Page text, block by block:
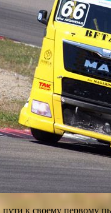
к своему первому